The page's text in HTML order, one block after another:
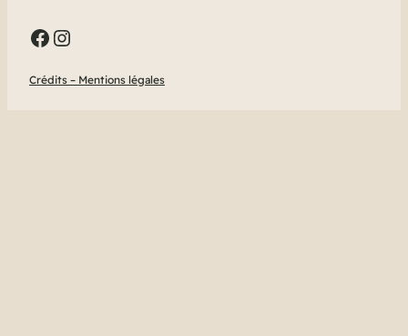
Facebook
Instagram
Crédits – Mentions légales